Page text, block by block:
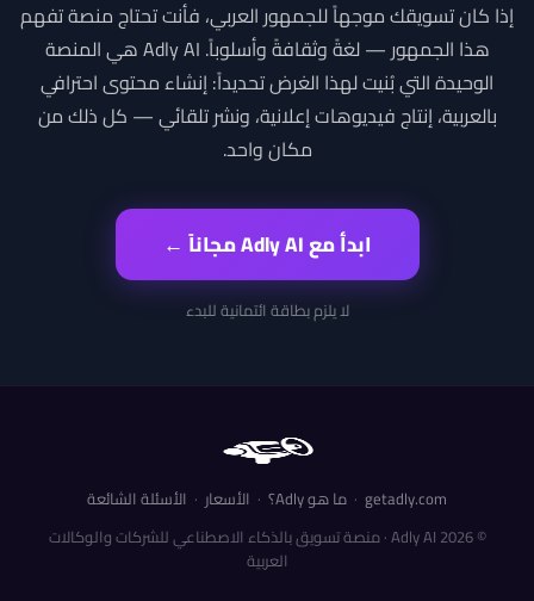
إذا كان تسويقك موجهاً للجمهور العربي، فأنت تحتاج منصة تفهم
هذا الجمهور — لغةً وثقافةً وأسلوباً. Adly AI هي المنصة
الوحيدة التي بُنيت لهذا الغرض تحديداً: إنشاء محتوى احترافي
بالعربية، إنتاج فيديوهات إعلانية، ونشر تلقائي — كل ذلك من
مكان واحد.
ابدأ مع Adly AI مجاناً ←
لا يلزم بطاقة ائتمانية للبدء
getadly.com
· ما هو Adly؟ · الأسعار · الأسئلة الشائعة
© 2026 Adly AI · منصة تسويق بالذكاء الاصطناعي للشركات والوكالات
العربية